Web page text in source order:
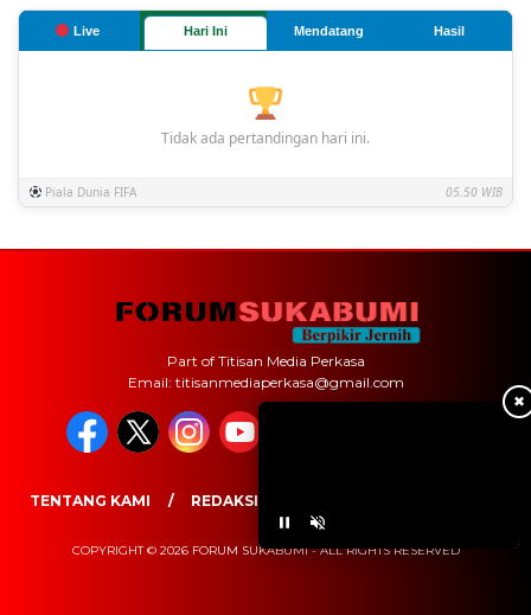
Live Hari Ini Mendatang Hasil
Tidak ada pertandingan hari ini.
Piala Dunia FIFA 05.50 WIB
✖
Part of Titisan Media Perkasa
Email: titisanmediaperkasa@gmail.com
TENTANG KAMI REDAKSI
COPYRIGHT © 2026 FORUM SUKABUMI - ALL RIGHTS RESERVED